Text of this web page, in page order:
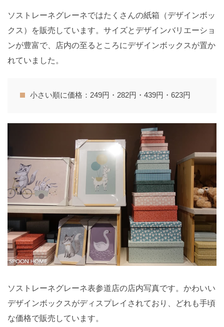
ソストレーネグレーネではたくさんの紙箱（デザインボッ
クス）を販売しています。サイズとデザインバリエーショ
ンが豊富で、店内の至るところにデザインボックスが置か
れていました。
小さい順に価格：249円・282円・439円・623円
ソストレーネグレーネ表参道店の店内写真です。かわいい
デザインボックスがディスプレイされており、どれも手頃
な価格で販売しています。